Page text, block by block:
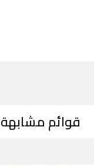
قوائم مشابهة